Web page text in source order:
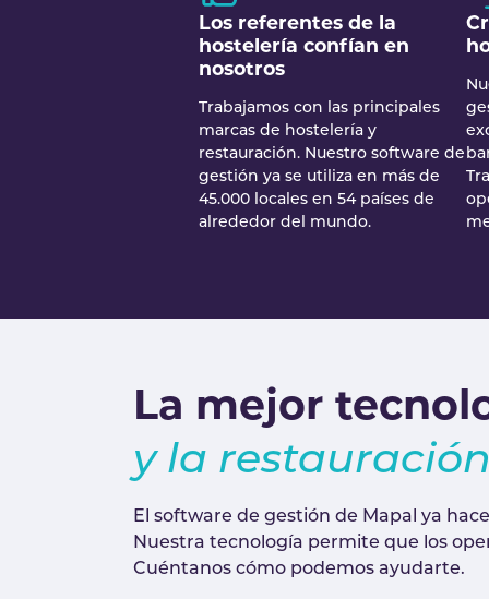
Los referentes de la
hostelería confían en
nosotros
Trabajamos con las principales
marcas de hostelería y
restauración. Nuestro software de
gestión ya se utiliza en más de
45.000 locales en 54 países de
alrededor del mundo.
La mejor
y la
El software de gestión de Mapal ya
Nuestra tecnología permite que los
Cuéntanos cómo podemos ayudarte.